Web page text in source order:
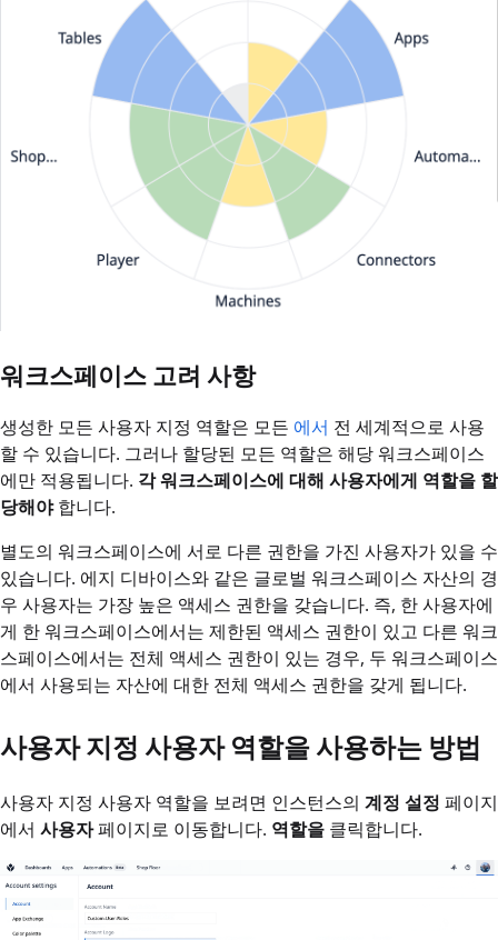
워크스페이스 고려 사항
생성한 모든 사용자 지정 역할은 모든 에서 전 세계적으로 사용
할 수 있습니다. 그러나 할당된 모든 역할은 해당 워크스페이스
에만 적용됩니다. 각 워크스페이스에 대해 사용자에게 역할을 할
당해야합니다.
별도의 워크스페이스에 서로 다른 권한을 가진 사용자가 있을 수
있습니다. 에지 디바이스와 같은 글로벌 워크스페이스 자산의 경
우 사용자는 가장 높은 액세스 권한을 갖습니다. 즉, 한 사용자에
게 한 워크스페이스에서는 제한된 액세스 권한이 있고 다른 워크
스페이스에서는 전체 액세스 권한이 있는 경우, 두 워크스페이스
에서 사용되는 자산에 대한 전체 액세스 권한을 갖게 됩니다.
사용자 지정 사용자 역할을 사용하는 방법
사용자 지정 사용자 역할을 보려면 인스턴스의 계정 설정 페이지
에서 사용자페이지로 이동합니다. 역할을 클릭합니다.